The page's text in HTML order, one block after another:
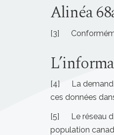
Alinéa
[3]
[4] La demande
ces données
[5] Le réseau de
population